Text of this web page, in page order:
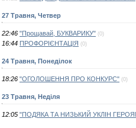
27 Травня, Четвер
22:46 "Прощавай, БУКВАРИКУ" (0)
16:44 ПРОФОРІЄНТАЦІЯ (0)
24 Травня, Понеділок
18:26 "ОГОЛОШЕННЯ ПРО КОНКУРС" (0)
23 Травня, Неділя
12:05 "ПОДЯКА ТА НИЗЬКИЙ УКЛІН